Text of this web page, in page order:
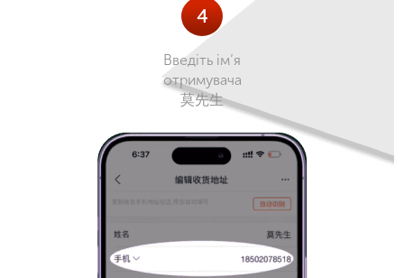
4
Введіть ім’я
отримувача
莫先生